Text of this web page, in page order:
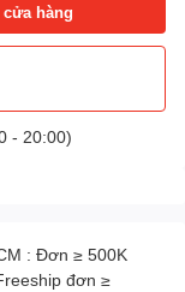
hàng
- 20:00)
: Đơn ≥ 500K
đơn ≥